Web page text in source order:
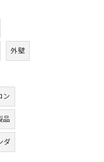
外壁
ン
品
ダ